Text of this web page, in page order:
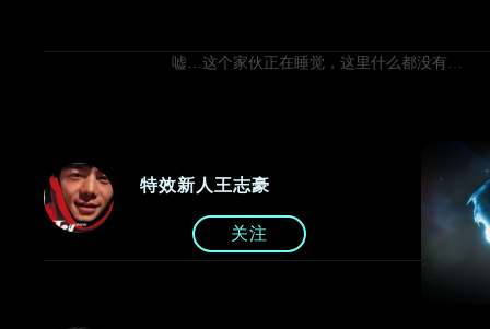
嘘…这个家伙正在睡觉，这里什么都没有…
特效新人王志豪
关注